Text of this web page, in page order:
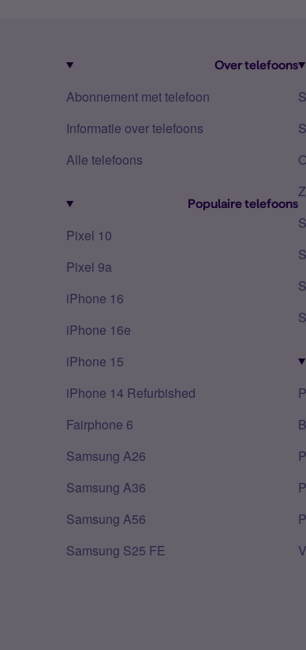
Over telefoons
Abonnement met telefoon
Informatie over telefoons
Alle telefoons
Populaire telefoons
Pixel 10
Pixel 9a
iPhone 16
iPhone 16e
iPhone 15
iPhone 14 Refurbished
Fairphone 6
Samsung A26
Samsung A36
Samsung A56
Samsung S25 FE